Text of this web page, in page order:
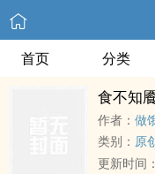
首页 分类
食不知
作者： 做
类别： 原
更新时间：